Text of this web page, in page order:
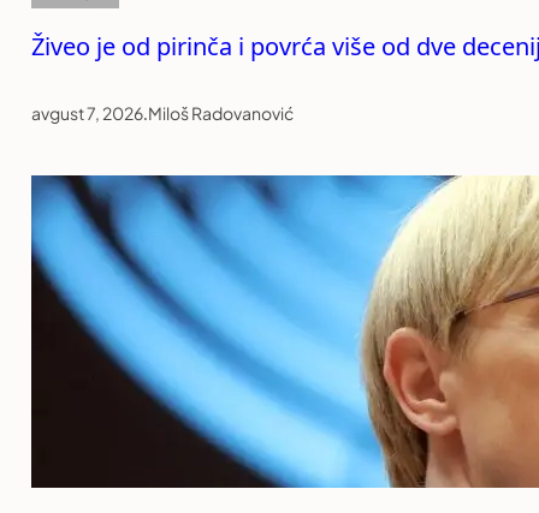
Živeo je od pirinča i povrća više od dve
avgust 7, 2026.Miloš Radovanović